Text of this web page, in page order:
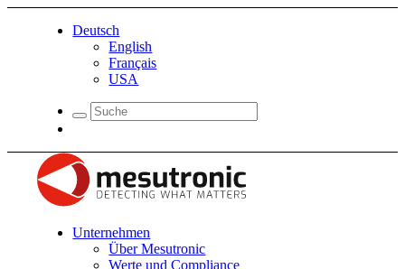
Deutsch
English
Français
USA
Unternehmen
Über Mesutronic
Werte und Compliance